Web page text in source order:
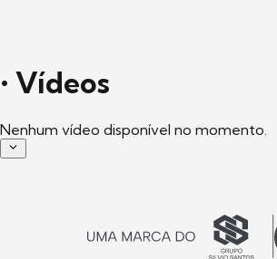
• Vídeos
Nenhum vídeo disponível no momento.